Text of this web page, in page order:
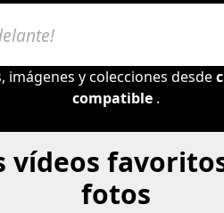
y colecciones desde
compatible .
vídeos
fotos